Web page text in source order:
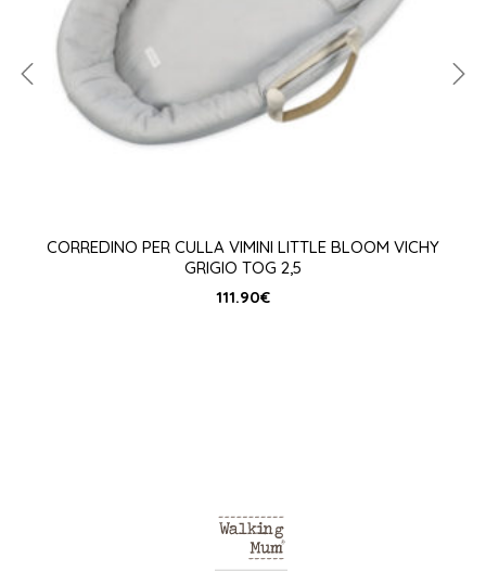
CORREDINO PER CULLA VIMINI LITTLE BLOOM VICHY
GRIGIO TOG 2,5
111.90€